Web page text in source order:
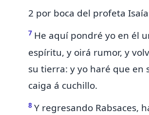
2 por boca del profeta
7 He aquí pondré yo en él
espíritu, y oirá rumor, y
su tierra: y yo haré que en
caiga á cuchillo.
8 Y regresando Rabsaces,